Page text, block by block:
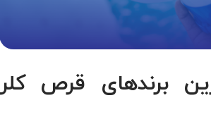
برندهای قرص